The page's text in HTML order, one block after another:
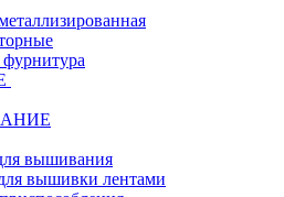
вышивания
вышивки лентами